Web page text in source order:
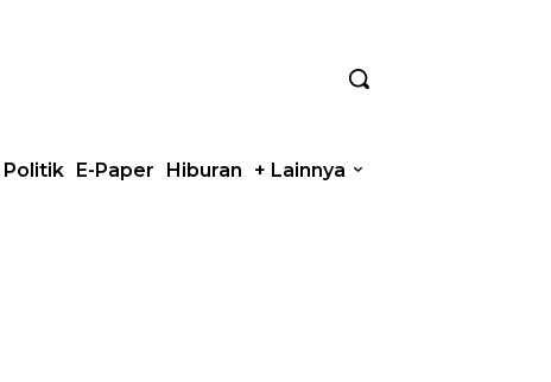
Politik E-Paper Hiburan + Lainnya